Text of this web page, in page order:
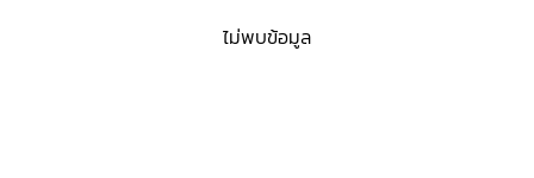
ไม่พบข้อมูล